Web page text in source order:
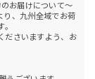
お届けについて～
り、九州全域でお荷
ださいますよう、お